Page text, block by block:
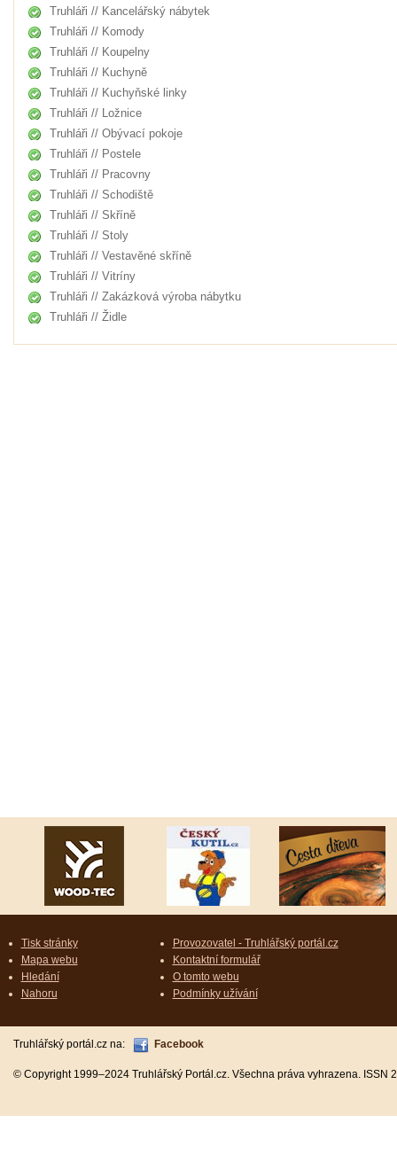
Truhláři // Kancelářský nábytek
Truhláři // Komody
Truhláři // Koupelny
Truhláři // Kuchyně
Truhláři // Kuchyňské linky
Truhláři // Ložnice
Truhláři // Obývací pokoje
Truhláři // Postele
Truhláři // Pracovny
Truhláři // Schodiště
Truhláři // Skříně
Truhláři // Stoly
Truhláři // Vestavěné skříně
Truhláři // Vitríny
Truhláři // Zakázková výroba nábytku
Truhláři // Židle
Tisk stránky
Mapa webu
Hledání
Nahoru
Provozovatel - Truhlářský portál.cz
Kontaktní formulář
O tomto webu
Podmínky užívání
Truhlářský portál.cz na: Facebook
© Copyright 1999–2024 Truhlářský Portál.cz. Všechna práva vyhrazena.